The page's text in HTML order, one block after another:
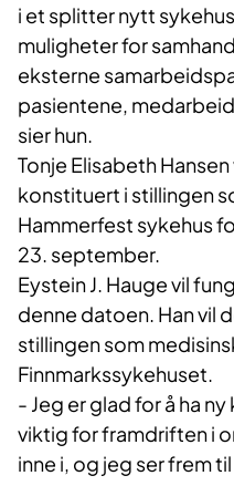
i et splitter nytt
muligheter for
eksterne
pasientene,
sier hun.
Tonje Elisabeth
konstituert i stillingen
Hammerfest sykehus
23. september.
Eystein J. Hauge vil
denne datoen. Han vil
stillingen som
Finnmarkssykehuset.
- Jeg er glad for å ha
viktig for framdriften i
inne i, og jeg ser frem